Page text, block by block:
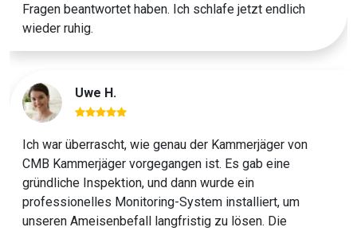
Fragen beantwortet haben. Ich schlafe jetzt endlich
wieder ruhig.
Uwe H.
Ich war überrascht, wie genau der Kammerjäger von
CMB Kammerjäger vorgegangen ist. Es gab eine
gründliche Inspektion, und dann wurde ein
professionelles Monitoring-System installiert, um
unseren Ameisenbefall langfristig zu lösen. Die